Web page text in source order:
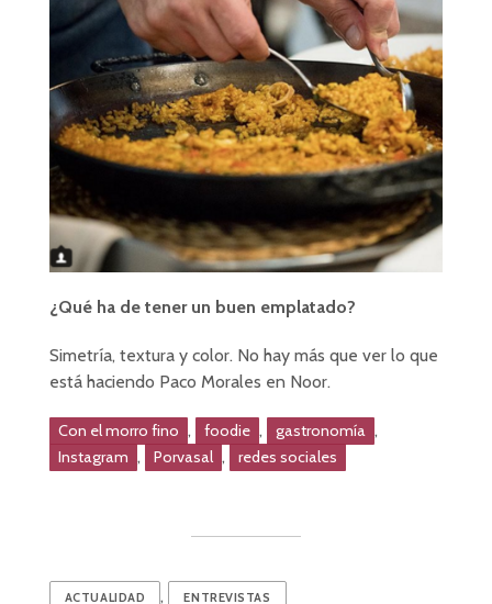
¿Qué ha de tener un buen emplatado?
Simetría, textura y color. No hay más que ver lo que
está haciendo Paco Morales en Noor.
Con el morro fino , foodie , gastronomía ,
Instagram , Porvasal , redes sociales
ACTUALIDAD , ENTREVISTAS